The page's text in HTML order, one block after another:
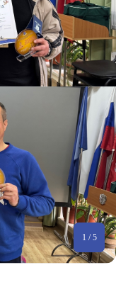
1 / 5